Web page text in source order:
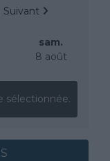
Suivant
sam.
8 août
sélectionnée.